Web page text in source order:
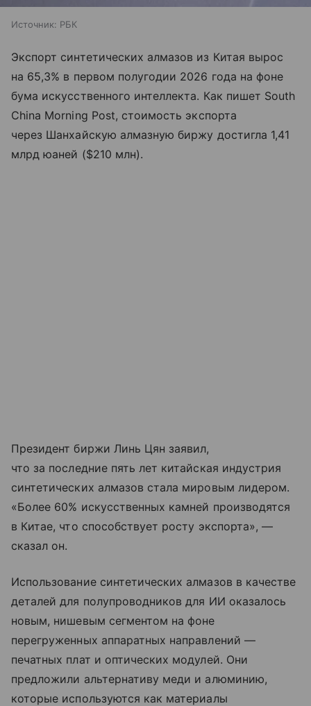
Источник: РБК
Экспорт синтетических алмазов из Китая вырос
на 65,3% в первом полугодии 2026 года на фоне
бума искусственного интеллекта. Как пишет South
China Morning Post, стоимость экспорта
через Шанхайскую алмазную биржу достигла 1,41
млрд юаней ($210 млн).
Президент биржи Линь Цян заявил,
что за последние пять лет китайская индустрия
синтетических алмазов стала мировым лидером.
«Более 60% искусственных камней производятся
в Китае, что способствует росту экспорта», —
сказал он.
Использование синтетических алмазов в качестве
деталей для полупроводников для ИИ оказалось
новым, нишевым сегментом на фоне
перегруженных аппаратных направлений —
печатных плат и оптических модулей. Они
предложили альтернативу меди и алюминию,
которые используются как материалы